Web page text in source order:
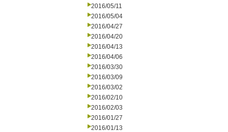
2016/05/11
2016/05/04
2016/04/27
2016/04/20
2016/04/13
2016/04/06
2016/03/30
2016/03/09
2016/03/02
2016/02/10
2016/02/03
2016/01/27
2016/01/13